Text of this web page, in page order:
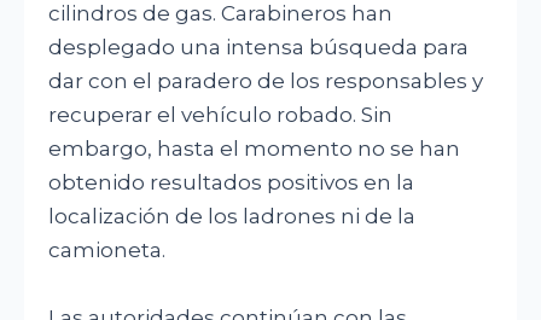
cilindros de gas. Carabineros han
desplegado una intensa búsqueda para
dar con el paradero de los responsables y
recuperar el vehículo robado. Sin
embargo, hasta el momento no se han
obtenido resultados positivos en la
localización de los ladrones ni de la
camioneta.